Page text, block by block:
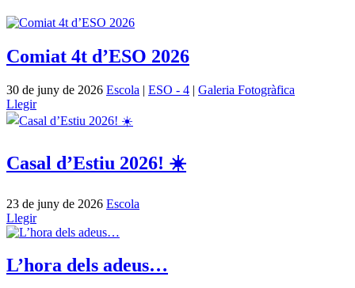
Comiat 4t d’ESO 2026
30 de juny de 2026 Escola | ESO - 4 | Galeria Fotogràfica
Llegir
Casal d’Estiu 2026! ☀️
23 de juny de 2026 Escola
Llegir
L’hora dels adeus…